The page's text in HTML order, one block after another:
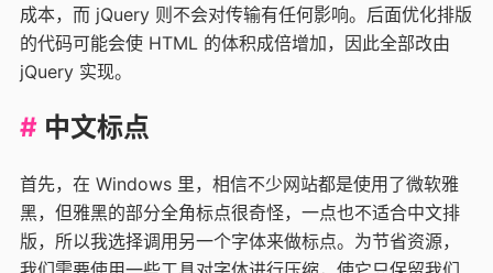
成本，而 jQuery 则不会对传输有任何影响。后面优化排版
的代码可能会使 HTML 的体积成倍增加，因此全部改由
jQuery 实现。
中文标点
首先，在 Windows 里，相信不少网站都是使用了微软雅
黑，但雅黑的部分全角标点很奇怪，一点也不适合中文排
版，所以我选择调用另一个字体来做标点。为节省资源，